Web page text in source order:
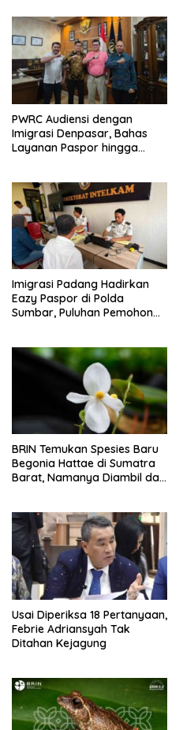
PWRC Audiensi dengan
Imigrasi Denpasar, Bahas
Layanan Paspor hingga
Imigrasi Padang Hadirkan
Eazy Paspor di Polda
Sumbar, Puluhan Pemohon
BRIN Temukan Spesies Baru
Begonia Hattae di Sumatra
Barat, Namanya Diambil dari
Usai Diperiksa 18 Pertanyaan,
Febrie Adriansyah Tak
Ditahan Kejagung